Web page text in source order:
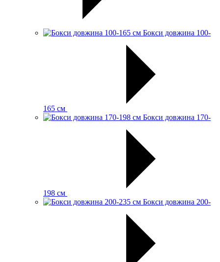
Бокси довжина 100-
165 см
Бокси довжина 170-
198 см
Бокси довжина 200-